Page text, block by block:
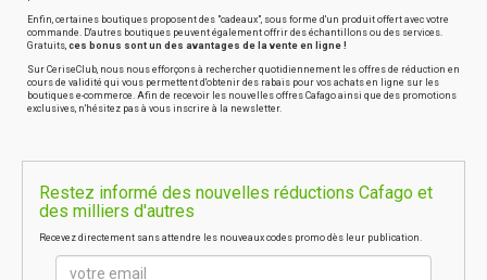
Enfin, certaines boutiques proposent des "cadeaux", sous forme d'un produit offert avec votre
commande. D'autres boutiques peuvent également offrir des échantillons ou des services.
Gratuits, ces bonus sont un des avantages de la vente en ligne !
Sur CeriseClub, nous nous efforçons à rechercher quotidiennement les offres de réduction en
cours de validité qui vous permettent d'obtenir des rabais pour vos achats en ligne sur les
boutiques e-commerce. Afin de recevoir les nouvelles offres Cafago ainsi que des promotions
exclusives, n'hésitez pas à vous inscrire à la newsletter.
Restez informé des nouvelles réductions Cafago et
des milliers d'autres
Recevez directement sans attendre les nouveaux codes promo dès leur publication.